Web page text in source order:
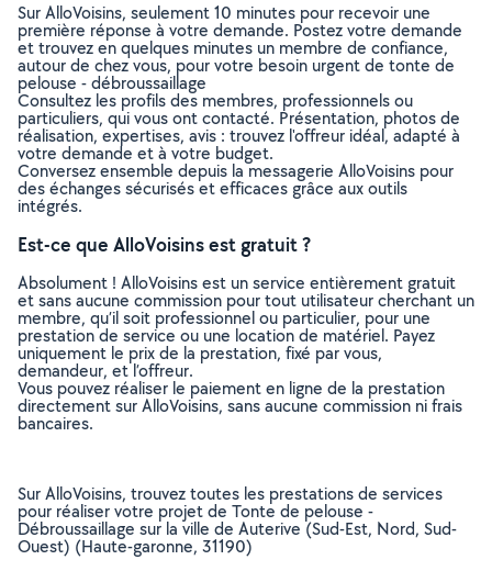
Sur AlloVoisins, seulement 10 minutes pour recevoir une
première réponse à votre demande. Postez votre demande
et trouvez en quelques minutes un membre de confiance,
autour de chez vous, pour votre besoin urgent de tonte de
pelouse - débroussaillage
Consultez les profils des membres, professionnels ou
particuliers, qui vous ont contacté. Présentation, photos de
réalisation, expertises, avis : trouvez l'offreur idéal, adapté à
votre demande et à votre budget.
Conversez ensemble depuis la messagerie AlloVoisins pour
des échanges sécurisés et efficaces grâce aux outils
intégrés.
Est-ce que AlloVoisins est gratuit ?
Absolument ! AlloVoisins est un service entièrement gratuit
et sans aucune commission pour tout utilisateur cherchant un
membre, qu’il soit professionnel ou particulier, pour une
prestation de service ou une location de matériel. Payez
uniquement le prix de la prestation, fixé par vous,
demandeur, et l’offreur.
Vous pouvez réaliser le paiement en ligne de la prestation
directement sur AlloVoisins, sans aucune commission ni frais
bancaires.
Sur AlloVoisins, trouvez toutes les prestations de services
pour réaliser votre projet de Tonte de pelouse -
Débroussaillage sur la ville de Auterive (Sud-Est, Nord, Sud-
Ouest) (Haute-garonne, 31190)